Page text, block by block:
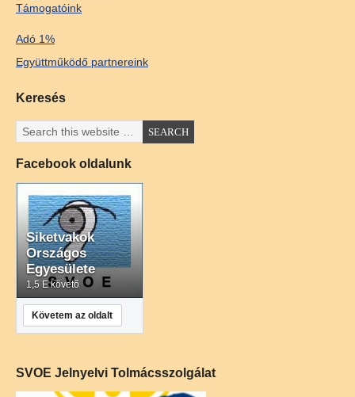
Támogatóink
Adó 1%
Együttműködő partnereink
Keresés
Facebook oldalunk
Siketvakok
Országos
Egyesülete
1,5 E követő
Követem az oldalt
SVOE Jelnyelvi Tolmácsszolgálat